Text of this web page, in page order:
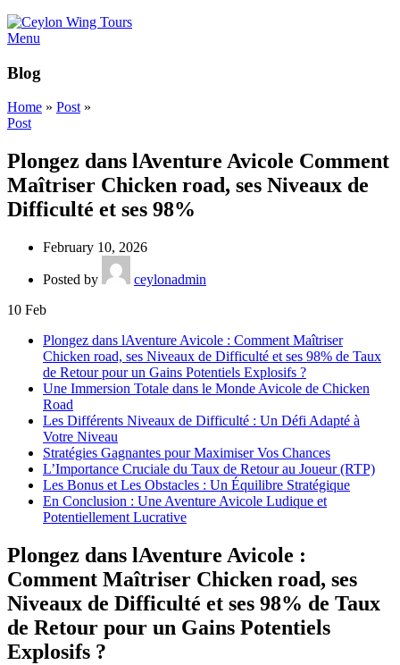
Menu
Blog
Home » Post»
Post
Plongez dans lAventure Avicole Comment
Maîtriser Chicken road, ses Niveaux de
Difficulté et ses 98%
February 10, 2026
Posted by
ceylonadmin
10 Feb
Plongez dans lAventure Avicole : Comment Maîtriser
Chicken road, ses Niveaux de Difficulté et ses 98% de Taux
de Retour pour un Gains Potentiels Explosifs ?
Une Immersion Totale dans le Monde Avicole de Chicken
Road
Les Différents Niveaux de Difficulté : Un Défi Adapté à
Votre Niveau
Stratégies Gagnantes pour Maximiser Vos Chances
L’Importance Cruciale du Taux de Retour au Joueur (RTP)
Les Bonus et Les Obstacles : Un Équilibre Stratégique
En Conclusion : Une Aventure Avicole Ludique et
Potentiellement Lucrative
Plongez dans lAventure Avicole :
Comment Maîtriser Chicken road, ses
Niveaux de Difficulté et ses 98% de Taux
de Retour pour un Gains Potentiels
Explosifs ?